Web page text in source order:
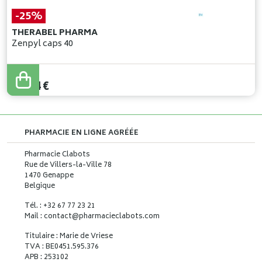
-25%
THERABEL PHARMA
Zenpyl caps 40
19,66
14,74€
PHARMACIE EN LIGNE AGRÉÉE
Pharmacie Clabots
Rue de Villers-la-Ville 78
1470 Genappe
Belgique
Tél. : +32 67 77 23 21
Mail : contact@pharmacieclabots.com
Titulaire : Marie de Vriese
TVA : BE0451.595.376
APB : 253102